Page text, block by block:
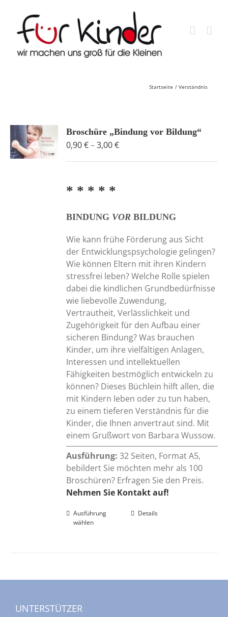
content
Startseite Verständnis
Broschüre „Bindung vor Bildung“
0,90€–3,00€Preisspanne:
* * * * *
BINDUNG VOR BILDUNG
Wie kann frühe Förderung aus Sicht
der Entwicklungspsychologie gelingen?
Wie können Eltern mit ihren Kindern
stressfrei leben? Welche Rolle spielen
dabei die kindlichen Grundbedürfnisse
wie liebevolle Zuwendung,
Vertrautheit, Verlässlichkeit und
Zugehörigkeit für den Aufbau einer
sicheren Bindung? Was brauchen
Kinder, um ihre vielfältigen Anlagen,
Interessen und intellektuellen
Fähigkeiten bestmöglich entwickeln zu
können? Dieses Büchlein hilft allen, die
mit Kindern leben oder zu tun haben,
zu einem tieferen Verständnis für die
Kinder, die Ihnen anvertraut sind. Mit
einem Grußwort von Barbara Wussow.
Ausführung: 32 Seiten, Format A5,
bebildert Sie möchten mehr als 100
Broschüren? Erfragen Sie den Preis.
Nehmen Sie Kontakt auf!
Ausführung
wählen
Dieses
Details
UNTERSTÜTZER